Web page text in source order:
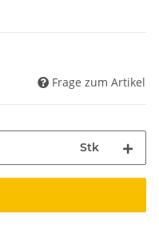
Frage zum Artikel
Stk